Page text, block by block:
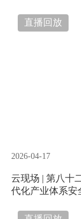
直播回放
2026-04-17
云现场 | 第八十
代化产业体系安